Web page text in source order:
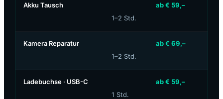
Akku Tausch
ab € 59,–
1–2 Std.
Kamera Reparatur
ab € 69,–
1–2 Std.
Ladebuchse · USB-C
ab € 59,–
1 Std.